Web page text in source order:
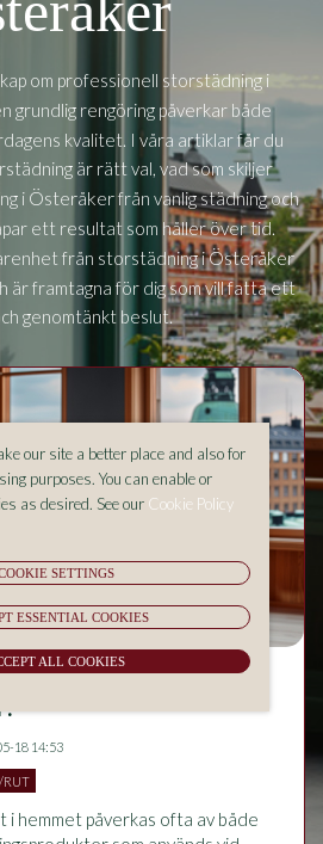
om professionell storstädning i
grundlig rengöring påverkar både
kvalitet. I våra artiklar får du
är rätt val, vad som skiljer
i Österåkerfrån vanlig städning och
ett resultat som håller över tid.
från storstädning iÖsteråker
är framtagna för dig som vill fatta ett
genomtänkt beslut.
– VAD BÖR DU
18 14:53
RUT
i hemmet påverkas ofta av både
our site a better place and also for
purposes. You can enable or
as desired. See our Cookie Policy
SETTINGS
ESSENTIAL COOKIES
ALL COOKIES